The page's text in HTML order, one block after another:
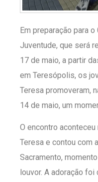
Em preparação para
Juventude, que será
17 de maio, a partir
em Teresópolis, os
Teresa promoveram,
14 de maio, um
O encontro aconteceu
Teresa e contou com
Sacramento,
louvor. A adoração